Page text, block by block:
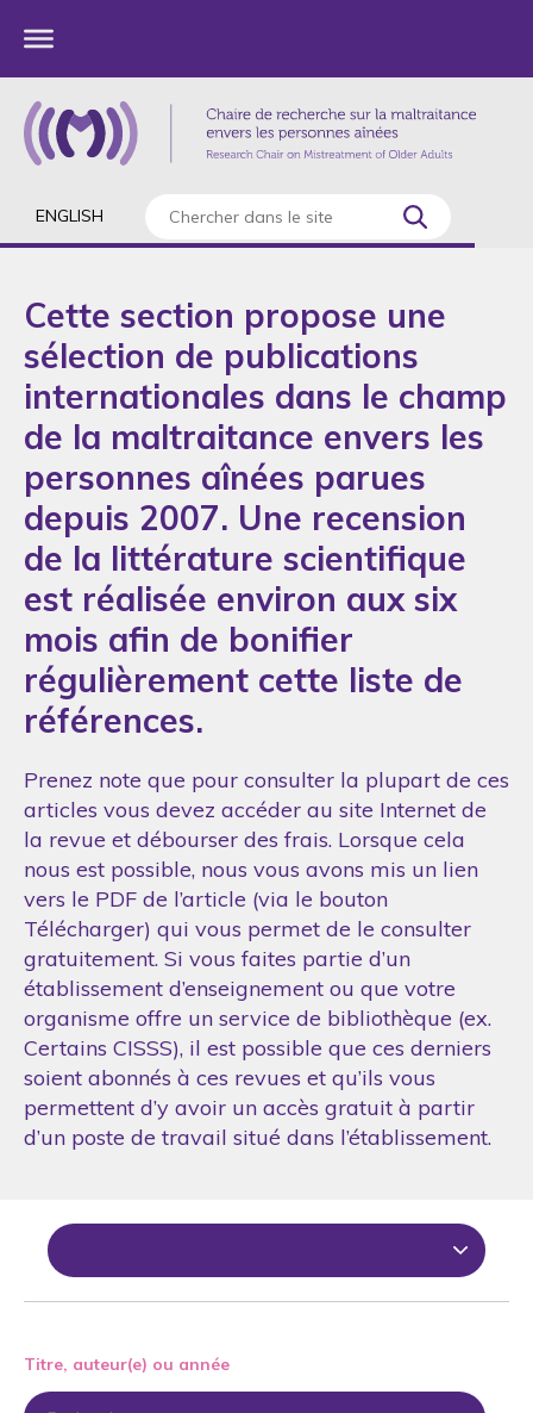
ENGLISH
Cette section propose une
sélection de publications
internationales dans le champ
de la maltraitance envers les
personnes aînées parues
depuis 2007. Une recension
de la littérature scientifique
est réalisée environ aux six
mois afin de bonifier
régulièrement cette liste de
références.
Prenez note que pour consulter la plupart de ces
articles vous devez accéder au site Internet de
la revue et débourser des frais. Lorsque cela
nous est possible, nous vous avons mis un lien
vers le PDF de l’article (via le bouton
Télécharger) qui vous permet de le consulter
gratuitement. Si vous faites partie d’un
établissement d’enseignement ou que votre
organisme offre un service de bibliothèque (ex.
Certains CISSS), il est possible que ces derniers
soient abonnés à ces revues et qu’ils vous
permettent d’y avoir un accès gratuit à partir
d’un poste de travail situé dans l’établissement.
Titre, auteur(e) ou année